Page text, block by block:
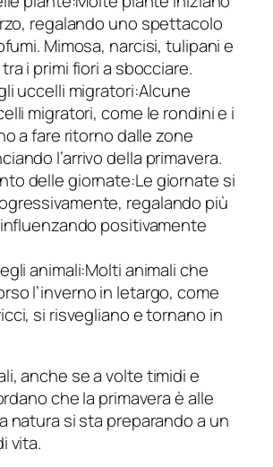
regalando uno spettacolo
Mimosa, narcisi, tulipani e
i primi fiori a sbocciare.
uccelli migratori:Alcune
migratori, come le rondini e i
a fare ritorno dalle zone
l’arrivo della primavera.
delle giornate:Le giornate si
regalando più
positivamente
animali:Molti animali che
l’inverno in letargo, come
si risvegliano e tornano in
anche se a volte timidi e
che la primavera è alle
natura si sta preparando a un
vita.